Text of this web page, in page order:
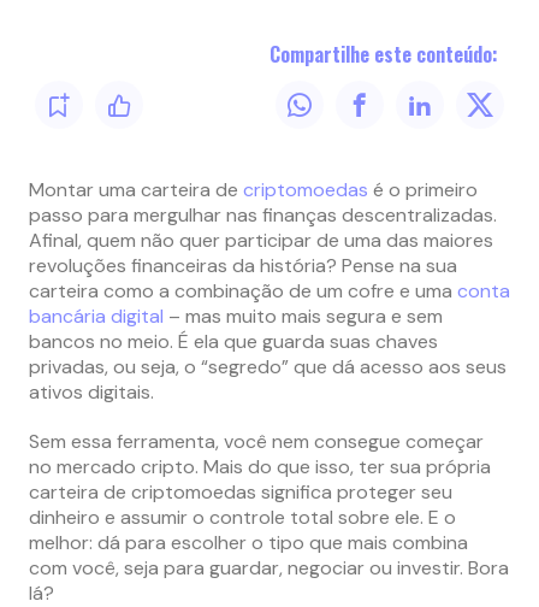
Compartilhe este conteúdo:
Montar uma carteira de criptomoedas é o primeiro
passo para mergulhar nas finanças descentralizadas.
Afinal, quem não quer participar de uma das maiores
revoluções financeiras da história? Pense na sua
carteira como a combinação de um cofre e uma conta
bancária digital – mas muito mais segura e sem
bancos no meio. É ela que guarda suas chaves
privadas, ou seja, o “segredo” que dá acesso aos seus
ativos digitais.
Sem essa ferramenta, você nem consegue começar
no mercado cripto. Mais do que isso, ter sua própria
carteira de criptomoedas significa proteger seu
dinheiro e assumir o controle total sobre ele. E o
melhor: dá para escolher o tipo que mais combina
com você, seja para guardar, negociar ou investir. Bora
lá?